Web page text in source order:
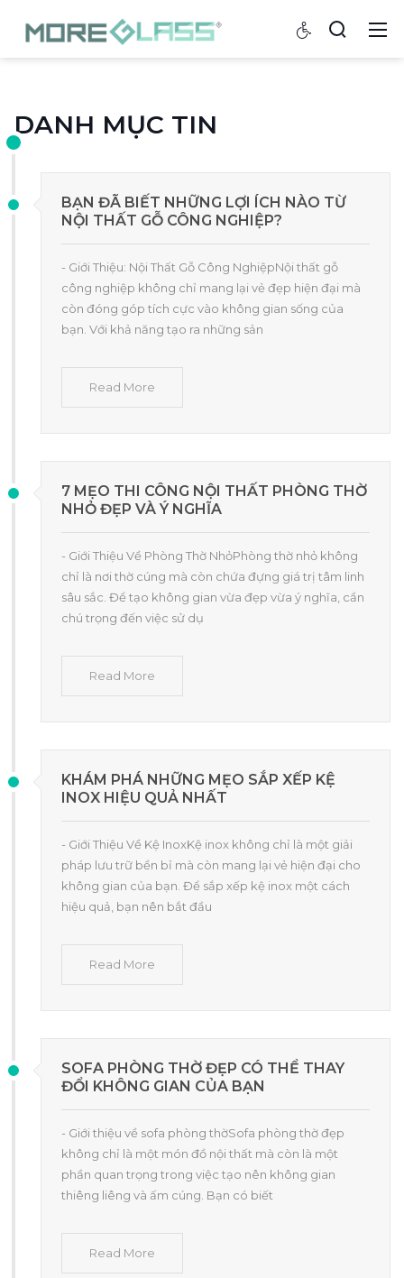
DANH MỤC TIN
BẠN ĐÃ BIẾT NHỮNG LỢI ÍCH NÀO TỪ
NỘI THẤT GỖ CÔNG NGHIỆP?
- Giới Thiệu: Nội Thất Gỗ Công NghiệpNội thất gỗ
công nghiệp không chỉ mang lại vẻ đẹp hiện đại mà
còn đóng góp tích cực vào không gian sống của
bạn. Với khả năng tạo ra những sản
Read More
7 MẸO THI CÔNG NỘI THẤT PHÒNG THỜ
NHỎ ĐẸP VÀ Ý NGHĨA
- Giới Thiệu Về Phòng Thờ NhỏPhòng thờ nhỏ không
chỉ là nơi thờ cúng mà còn chứa đựng giá trị tâm linh
sâu sắc. Để tạo không gian vừa đẹp vừa ý nghĩa, cần
chú trọng đến việc sử dụ
Read More
KHÁM PHÁ NHỮNG MẸO SẮP XẾP KỆ
INOX HIỆU QUẢ NHẤT
- Giới Thiệu Về Kệ InoxKệ inox không chỉ là một giải
pháp lưu trữ bền bỉ mà còn mang lại vẻ hiện đại cho
không gian của bạn. Để sắp xếp kệ inox một cách
hiệu quả, bạn nên bắt đầu
Read More
SOFA PHÒNG THỜ ĐẸP CÓ THỂ THAY
ĐỔI KHÔNG GIAN CỦA BẠN
- Giới thiệu về sofa phòng thờSofa phòng thờ đẹp
không chỉ là một món đồ nội thất mà còn là một
phần quan trọng trong việc tạo nên không gian
thiêng liêng và ấm cúng. Bạn có biết
Read More